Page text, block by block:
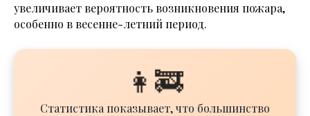
увеличивает вероятность возникновения пожара,
особенно в весенне-летний период.
👩‍🚒️
Статистика показывает, что большинство